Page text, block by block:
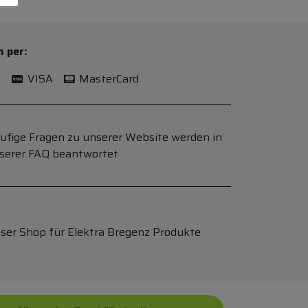
per:
VISA MasterCard
Fragen zu unserer Website werden in
FAQ beantwortet
Shop für Elektra Bregenz Produkte